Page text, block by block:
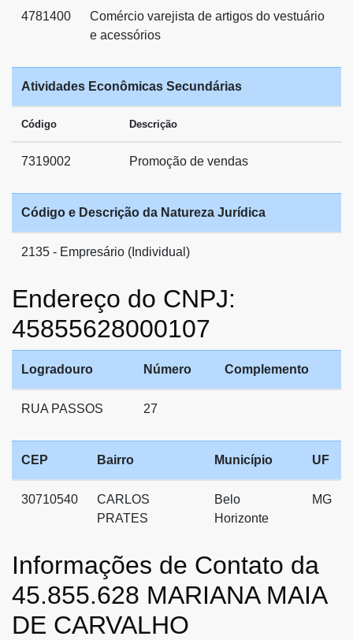
4781400
Comércio varejista de artigos do vestuário
e acessórios
Atividades Econômicas Secundárias
Código Descrição
7319002 Promoção de vendas
Código e Descrição da Natureza Jurídica
2135 - Empresário (Individual)
Endereço do CNPJ:
45855628000107
Logradouro Número Complemento
RUA PASSOS 27
CEP Bairro Município UF
30710540
CARLOS
PRATES
Belo
Horizonte
MG
Informações de Contato da
45.855.628 MARIANA MAIA
DE CARVALHO